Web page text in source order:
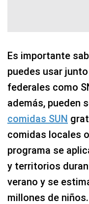
Es importante
puedes usar
federales como
además, pueden
comidas SUN
comidas locales
programa se
y territorios
verano y se
millones de